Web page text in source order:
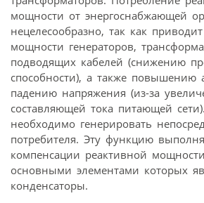
мощности от энергоснабжающей
нецелесообразно, так как
мощности генераторов,
подводящих кабелей (снижению
способности), а также повышению
падению напряжения (из-за
составляющей тока питающей
необходимо генерировать
потребителя. Эту функцию
компенсации реактивной
основными элементами которых
конденсаторы.